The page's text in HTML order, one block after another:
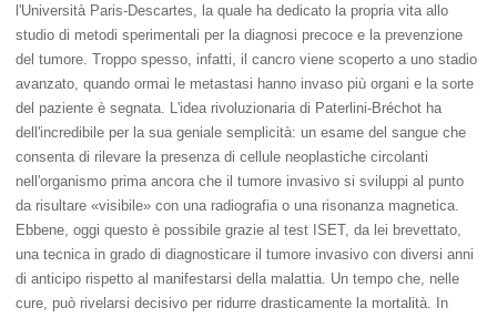
l'Università Paris-Descartes, la quale ha dedicato la propria vita allo
studio di metodi sperimentali per la diagnosi precoce e la prevenzione
del tumore. Troppo spesso, infatti, il cancro viene scoperto a uno stadio
avanzato, quando ormai le metastasi hanno invaso più organi e la sorte
del paziente è segnata. L'idea rivoluzionaria di Paterlini-Bréchot ha
dell'incredibile per la sua geniale semplicità: un esame del sangue che
consenta di rilevare la presenza di cellule neoplastiche circolanti
nell'organismo prima ancora che il tumore invasivo si sviluppi al punto
da risultare «visibile» con una radiografia o una risonanza magnetica.
Ebbene, oggi questo è possibile grazie al test ISET, da lei brevettato,
una tecnica in grado di diagnosticare il tumore invasivo con diversi anni
di anticipo rispetto al manifestarsi della malattia. Un tempo che, nelle
cure, può rivelarsi decisivo per ridurre drasticamente la mortalità. In